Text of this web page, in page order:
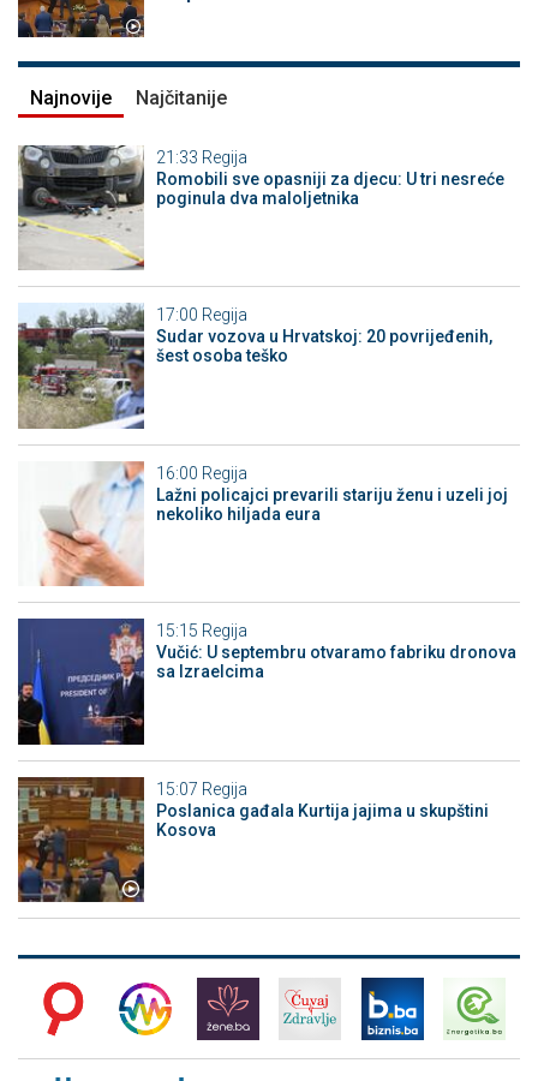
Najnovije Najčitanije
21:33 Regija
Romobili sve opasniji za djecu: U tri nesreće
poginula dva maloljetnika
17:00 Regija
Sudar vozova u Hrvatskoj: 20 povrijeđenih,
šest osoba teško
16:00 Regija
Lažni policajci prevarili stariju ženu i uzeli joj
nekoliko hiljada eura
15:15 Regija
Vučić: U septembru otvaramo fabriku dronova
sa Izraelcima
15:07 Regija
Poslanica gađala Kurtija jajima u skupštini
Kosova